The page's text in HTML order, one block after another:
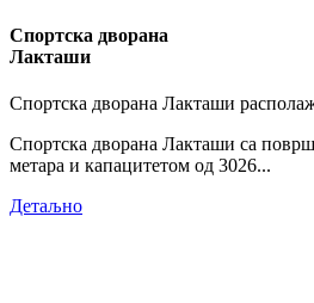
Спортска дворана
Лакташи
Спортска дворана Лакташи
Спортска дворана Лакташи са
метара и капацитетом од 3026...
Детаљно